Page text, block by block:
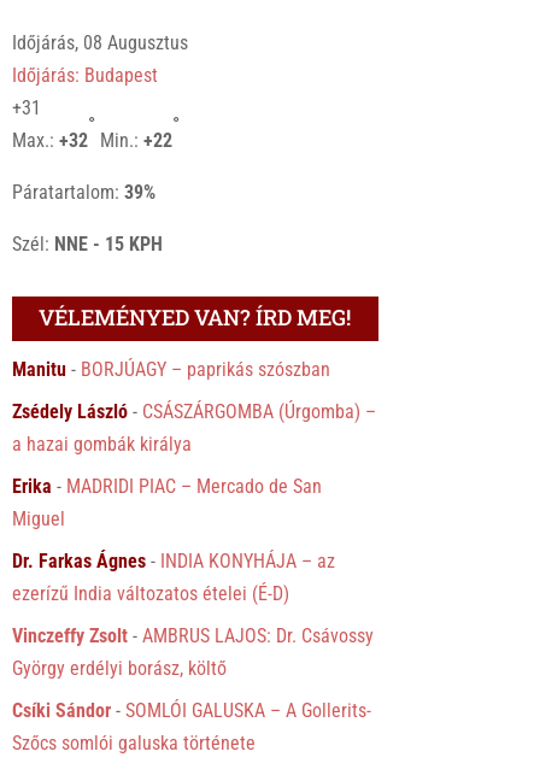
Időjárás, 08 Augusztus
Időjárás: Budapest
+31
Max.:+32
°
Min.:+22
°
Páratartalom:39%
Szél: NNE - 15 KPH
VÉLEMÉNYED VAN? ÍRD MEG!
Manitu - BORJÚAGY – paprikás szószban
Zsédely László - CSÁSZÁRGOMBA (Úrgomba) –
a hazai gombák királya
Erika - MADRIDI PIAC – Mercado de San
Miguel
Dr. Farkas Ágnes - INDIA KONYHÁJA – az
ezerízű India változatos ételei (É-D)
Vinczeffy Zsolt -AMBRUS LAJOS: Dr. Csávossy
György erdélyi borász, költő
Csíki Sándor -SOMLÓI GALUSKA – A Gollerits-
Szőcs somlói galuska története